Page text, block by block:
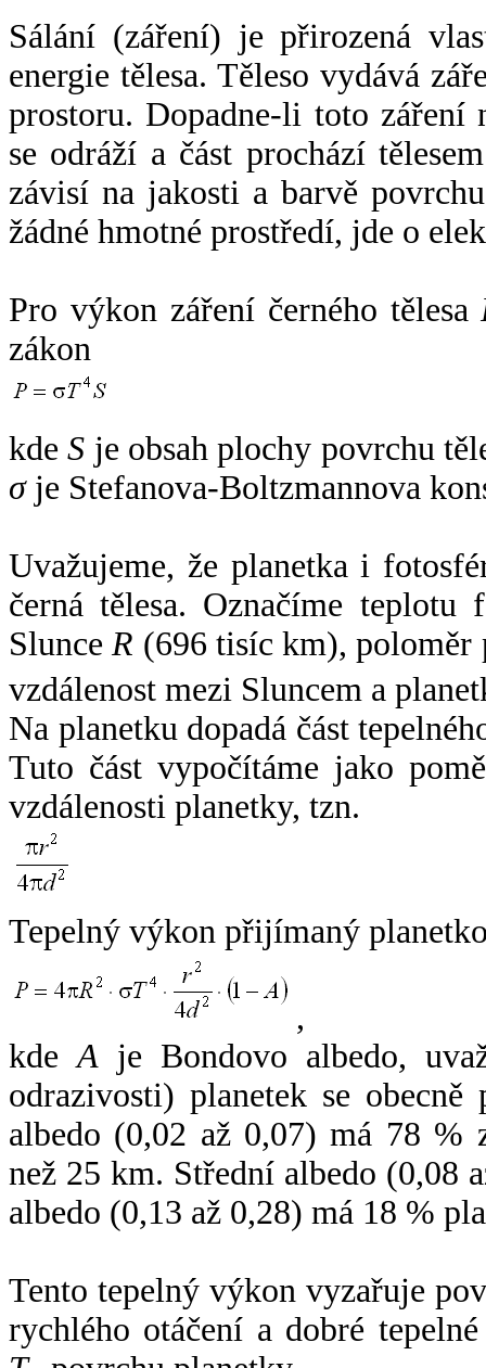
Sálání (záření) je přirozená
energie tělesa. Těleso vydává
prostoru. Dopadne-li toto záření
se odráží a část prochází
závisí na jakosti a barvě
žádné hmotné prostředí, jde o
Pro výkon záření černého tělesa
zákon
kdeS je obsah plochy povrchu
σje Stefanova-Boltzmannova
Uvažujeme, že planetka i
černá tělesa. Označíme
SlunceR (696 tisíc km),
vzdálenost mezi Sluncem a
Na planetku dopadá část
Tuto část vypočítáme jako
vzdálenosti planetky, tzn.
Tepelný výkon přijímaný
,
kdeA je Bondovo albedo,
odrazivosti) planetek se
albedo (0,02 až 0,07) má 78 %
než 25 km. Střední albedo (0,08
albedo (0,13 až 0,28) má 18 %
Tento tepelný výkon vyzařuje
rychlého otáčení a dobré